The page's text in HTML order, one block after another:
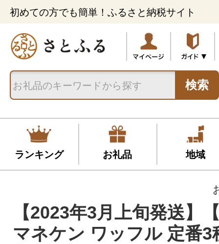
初めての方でも簡単！ふるさと納税サイト
検索
ランキング お礼品 地域
【2023年3月上旬発送】
マネケン ワッフル 定番